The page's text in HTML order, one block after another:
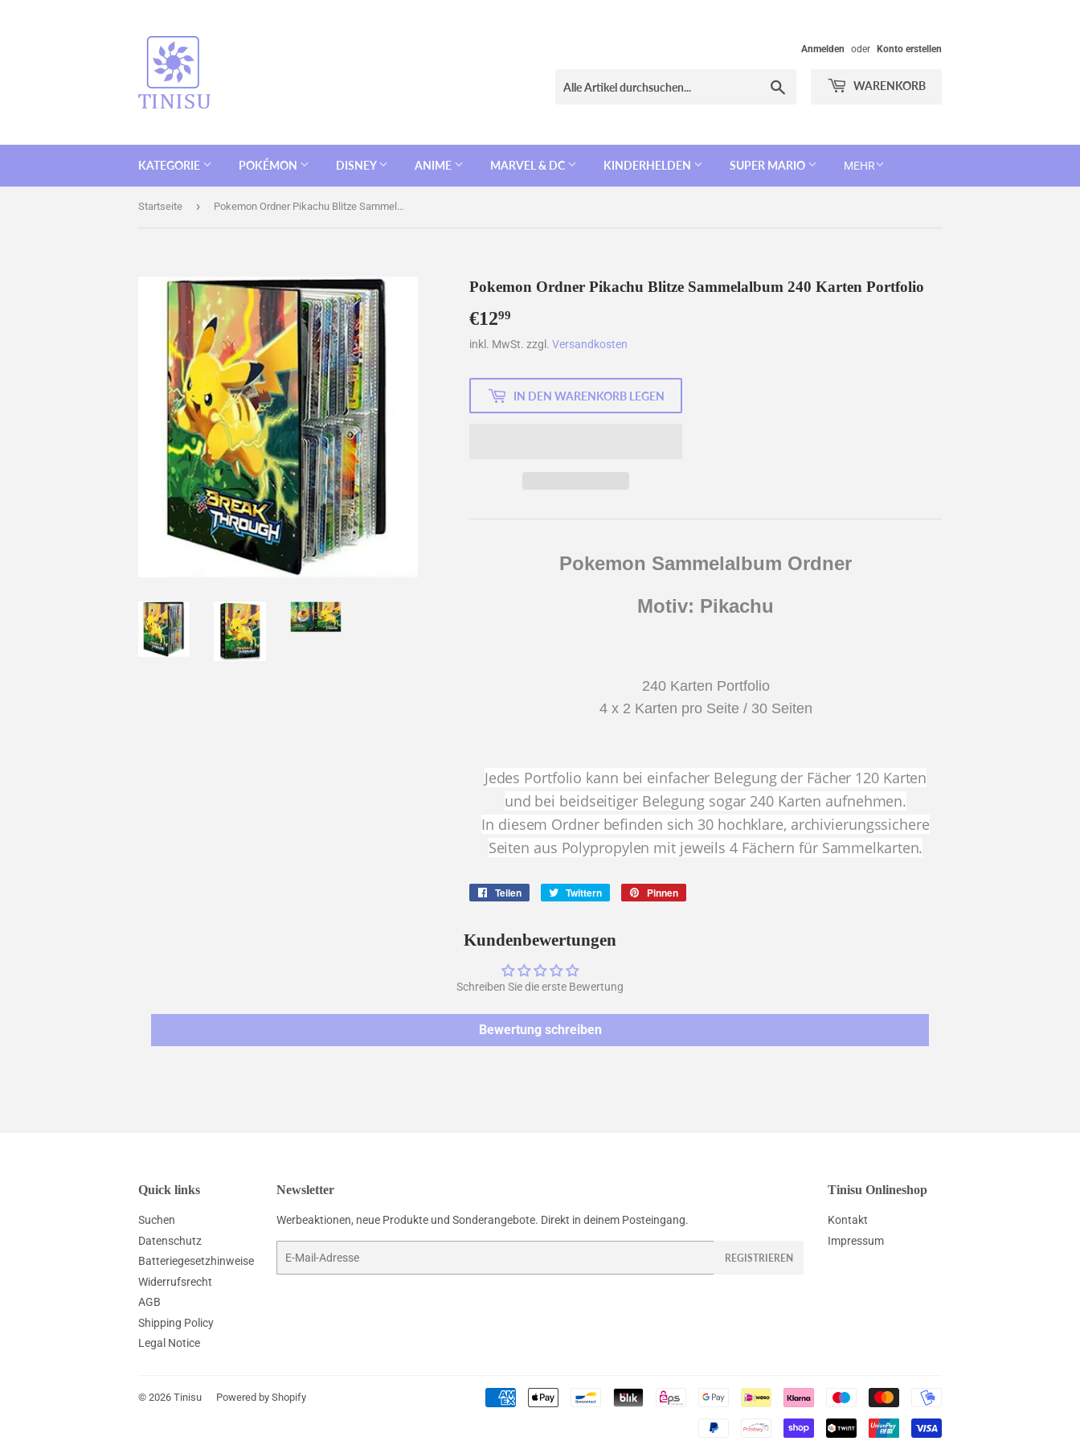
Anmelden oder Konto erstellen
WARENKORB
KATEGORIE POKÉMON DISNEY ANIME MARVEL & DC KINDERHELDEN SUPER MARIO MEHR
Startseite › Pokemon Ordner Pikachu Blitze Sammelalbum 240 Karten Portfolio
Pokemon Ordner Pikachu Blitze Sammelalbum 240 Karten Portfolio
€1299
inkl. MwSt. zzgl. Versandkosten
IN DEN WARENKORB LEGEN
Pokemon Sammelalbum Ordner
Motiv: Pikachu
240 Karten Portfolio
4 x 2 Karten pro Seite / 30 Seiten
Jedes Portfolio kann bei einfacher Belegung der Fächer 120 Karten
und bei beidseitiger Belegung sogar 240 Karten aufnehmen.
In diesem Ordner befinden sich 30 hochklare, archivierungssichere
Seiten aus Polypropylen mit jeweils 4 Fächern für Sammelkarten.
Teilen Twittern Pinnen
Kundenbewertungen
Schreiben Sie die erste Bewertung
Bewertung schreiben
Quick links
Suchen
Datenschutz
Batteriegesetzhinweise
Widerrufsrecht
AGB
Shipping Policy
Legal Notice
Newsletter
Werbeaktionen, neue Produkte und Sonderangebote. Direkt in deinem Posteingang.
REGISTRIEREN
Tinisu Onlineshop
Kontakt
Impressum
© 2026 Tinisu Powered by Shopify